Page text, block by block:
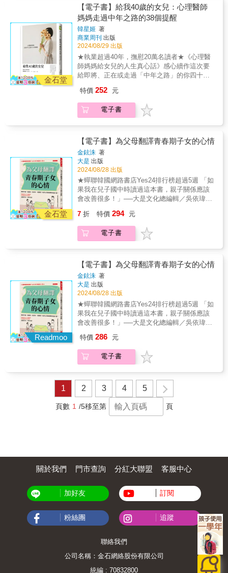
將能成為更好的人。&mdash;&mdash;泰德．
康諾佛／紐約大學亞瑟．卡特新聞學院院長，
《新傑克》作者&字字句句令人心如刀割，必讀
之作。&mdash;&mdash;《君子》雜誌&斯奈德
的不凡成就在於，她點亮了家暴的黑暗角落，
幫助我們去理解、進而根絕這樣的問題。
&mdash;&mdash;引述自安東尼．盧卡斯獎助
計畫評審評論
爸，也放過自己。本書特色：● 繼暢銷作《你
背負了誰的傷》後，睽違兩年半，「馬來西亞
家庭關懷及家族治療推手」馮以量──書寫「父
親」──既揪心、又療癒的重磅力作。●「爸
爸」這個稱號，只是父親眾多的身分之一；不
是所有，只是「之一」。生命的慈悲不只是要
給爸爸，也需要給自己──畢竟「孩子」這個稱
號，也只是我們生命裡其中一個身分而已；不
是所有，只是之一。● 這本書，獻給所有背負
著父愛的缺憾，在生命中坎坷前行的我們：．
【給成年子女】在你的生命裡，你的父親是否
有做或沒有做一些重大的事件，影響了你往後
的生命？．【給受傷的成年子女】在多年來，
爸爸傷害你的經驗裡，你是否能看見這不是因
否能堅持去拒絕？拒絕讓父親持續傷害你，是
給自己一份學習，也是給父親一份教育。在這
學習及教育裡，我肯定有更大的善意存在
著。．【給喪父的成年子女】花一點時間，書
寫一封信給你的父親。把這封信唸出來。不妨
考慮對著天空唸出來，也可以在信任的親友面
前唸出來。如果父親能同時聽見你寫這封信給
一個孩子對你說：「我不喜歡父親」或者「我
恨父親」，你覺得他在內心深處是想告訴你什
麼訊息？．【給已婚的女性】你有沒有察覺
到：你對先生的不滿及憤怒，有多少成分是從
如何阻止住在你腦海裡多年的那位父親，光明
正大地住進你們夫妻倆所建立的家庭呢？．
【給已婚的男性】父親對待你及你對待小孩，
這兩者是一樣的嗎？還是不一樣？有哪些正面
／負面的畫面，重疊在這三代裡？父親有哪一
些美好的或不好的特質，你留給了自己，也傳
給了小孩？● 馮以量：「這是我送給自己的一
份見證生命成長的禮物，這一本書也是送給你
的──所有在父愛缺憾裡受傷的孩子們，我們曾
有多壞，我都想在內心留一個尊敬的位置給
他。現在的我不再心痛父親沒有幫我的傷口搽
藥了。我清楚地知道不管是膝蓋流血或者心靈
痛苦，長大後的我要為自己止血、止痛。這樣
做，無非是想要放下父愛的缺憾，同時也放過
自己。如果你做得到，我衷心地恭喜你和我同
行。然而，你目前做不到放下父愛的缺憾及放
過自己，那也沒有關係，你就用你自己比較安
李崇建：「馮以量是我的典範。他的新作書寫
父親，從自我揭露之始，帶領案主從無奈、無
傷、自己覺察與體驗的接納，坦誠地面對自我
的生命。他示範了生命如何從無望走向可能。
這是一本療癒之書，也是一本教育之書，更是
一本成長的手冊。謝謝以量帶來的啟發，為我
示範了珍貴的圖像。」（摘自本書推薦序）●
大師兄：「在我心中，『負能量』曾經與『父
能量』劃上等號，但是近幾年我一直在做的事
情叫做「和解」。閱讀這本書的過程中，我不
斷地在與自己對話：會不會是第一次當爸爸的
關係。．癌末的父親說：「我的女兒說她恨
我，說她不需要爸爸。」──當孩子說「我不喜
歡你」或「我恨你」，其實只是想告訴你：
「我這麼愛你，為什麼都感受不到你給我的
愛？」．父親懺悔：「我為過去的自己感到難
過，也為我兒子感到抱歉。」──對兒子家暴的
他，小時候是爸爸的暴力受害者；而他爸爸，
幼年時也遭自己的父親施暴……／／無論好
使長大也未曾消退。不是所有關係都能和解，
也不是所有缺憾都能彌補。本書的如實述說，
令人揪心，但我們終於有機會看清一位父親生
爸，也放過自己。本書特色：● 繼暢銷作《你
背負了誰的傷》後，睽違兩年半，「馬來西亞
家庭關懷及家族治療推手」馮以量──書寫「父
親」──既揪心、又療癒的重磅力作。●「爸
爸」這個稱號，只是父親眾多的身分之一；不
是所有，只是「之一」。生命的慈悲不只是要
給爸爸，也需要給自己──畢竟「孩子」這個稱
號，也只是我們生命裡其中一個身分而已；不
是所有，只是之一。● 這本書，獻給所有背負
【給成年子女】在你的生命裡，你的父親是否
有做或沒有做一些重大的事件，影響了你往後
的生命？．【給受傷的成年子女】在多年來，
你的錯而引起的？要是父親持續傷害你，你是
否能堅持去拒絕？拒絕讓父親持續傷害你，是
給自己一份學習，也是給父親一份教育。在這
學習及教育裡，我肯定有更大的善意存在
著。．【給喪父的成年子女】花一點時間，書
寫一封信給你的父親。把這封信唸出來。不妨
考慮對著天空唸出來，也可以在信任的親友面
他，他會給你什麼回應呢？．【給父母親】當
一個孩子對你說：「我不喜歡父親」或者「我
恨父親」，你覺得他在內心深處是想告訴你什
以前原生家庭對爸爸的憤怒而帶過來的呢？你
如何阻止住在你腦海裡多年的那位父親，光明
正大地住進你們夫妻倆所建立的家庭呢？．
【給已婚的男性】父親對待你及你對待小孩，
的──所有在父愛缺憾裡受傷的孩子們，我們曾
有多壞，我都想在內心留一個尊敬的位置給
他。現在的我不再心痛父親沒有幫我的傷口搽
痛苦，長大後的我要為自己止血、止痛。這樣
做，無非是想要放下父愛的缺憾，同時也放過
自己。如果你做得到，我衷心地恭喜你和我同
行。然而，你目前做不到放下父愛的缺憾及放
過自己，那也沒有關係，你就用你自己比較安
心的步伐，陪著那個受傷的自己，繼續走下
去。我相信每一個人都值得擁有美好的生命。
失情感自主和精神自由10. 他們很能掃興，甚至
殘忍到病態四種類型的情緒不成熟父母1. 情緒
型父母：受感覺主宰，只要事出意外、讓他們
不快，便馬上激動反應。情緒極不穩定，一樁
小事也宛如世界末日，端視對方有無滿足其需
求而定。2. 驅動型父母：超級目標導向，總是
忙個不停，不斷聚焦於改進，一心改善每件
事、每個人。經營家庭有如截止在即的工作專
案，對孩子的情感需求無感。3. 被動型父母：
想當好人，讓配偶扮黑臉，表面上疼愛孩子，
對配偶虐待、冷落孩子視而不見、不敢作為。
4. 排斥型父母：對關係毫無興趣，逃避互動，
無視家人的需要，只顧專心處理自己的事情。
甚至不當管教。情感獨立大人的十項認知1. 你
有設限的權利2. 你有不受情感脅迫的權利3. 你
有情感自主和心智自由的權利4. 你有選擇關係
的權利5. 你有清楚溝通的權利6. 你有選擇什麼
是對自己好的權利7. 你有照自己方式生活的權
利8. 你有獲得平等地位與被尊重的權利9. 你有
以自己身心健康為重的權利10. 你有愛護自己的
子，有著揮之不去的孤寂感，不論再怎麼努力
去溝通和建立連結，卻始終被當成空氣。長大
成人後，這類子女往往容易被令人失望的伴侶
不成熟父母的子女，從小學會壓抑自己，因為
出於本能的展現，很容易令父母勃然大怒。情
緒不成熟父母的激烈反應，會造成小孩退縮、
被動和順從，最終導致難以發展自己的個體
性，也很難信任他人。長此以往，他們終究會
被道德責任、內疚感、羞恥感、在家裡的角色
壓得喘不過氣。本書指出了家長的情緒不成
熟，如何對下一代產生深遠的影響，除非你能
意識到父母的缺失──不成熟的或許不是你，而
或是始終期待著永遠不可能出現的改變。透過
此書，你將獲得療癒自己的方法，也能對父母
產生最大的理解。書中的各種實用練習，可以
增強你的自我覺察，幫助探索你與包括父母在
內的所有情緒不成熟之人的互動模式，進而解
除舊有模式，讓你從情緒不成熟的課題和痛苦
迴圈中，重獲自由與新生，重建自己的情緒自
金石堂
【電子書】給我40歲的女兒：心理醫師
媽媽走過中年之路的38個提醒
韓星姬 著
商業周刊 出版
2024/08/29 出版
★執業超過40年，撫慰20萬名讀者★《心理醫
師媽媽給女兒的人生真心話》感心續作這次要
給即將、正在或走過「中年之路」的你四十歲
號，也是叫我們邁向人生新階段的內在聲音。
藉由此刻的混亂整頓人生、再次成長，這是每
個人的必經之路。韓國最療癒的醫師媽媽作家
生真心話》；十年後，以媽媽與走過中年之路
的過來人身分，再次提筆，寫給正在「經歷四
十歲成長痛」的女兒與四十歲世代──●這世上
的成功與幸福沒有標準答案──每個人到了四十
歲，都有不同的生活軌跡，別人看似美好的成
功終歸是別人的，妳還是要朝向自己的版本前
進。●別過度期待──現實再寒酸，也不代表人
生毫無意義。承認自己的極限，重新調整夢
想，照實看待美麗與鄙陋共存的世界時，才有
己的年紀──假如人生的上半場，是在世界打造
的競技場上成為選手，努力奔跑的日子；人生
的下半場，便是打造個人喜好競技場的時機。●
找到真正的朋友──到了人生後半場，朋友之間
的相似之處多過差異。所剩不多的人生，淡化
了我們的嫉妒心，萌生真正的情感連結，學會
互相體諒，對彼此寬容。●與父母和解──照顧
年邁父母的時間，是理解父母人生的最佳時
機，所謂理解，就是要去找出父母為何不得不
那樣生活的解答。●六十歲時最後悔的事情──
被古板的年齡劇本左右，四十歲就斷定自己年
紀大，活得只剩責任與義務。直到六十歲才發
現，原來四十歲還很年輕⋯⋯「女兒啊，四十
歲時覺得自己年紀太大，像是有人指使的一
樣，活得只剩下責任與義務。直到六十歲才發
書特色1. 療癒20萬讀者，心理醫師媽媽40年專
業分享韓國20萬冊暢銷書《心理醫師媽媽給女
兒的人生真心話》的作者韓星姬新作，寫給40
歲女兒，在同一世代面臨的各種壓力與狀況，
不安與混亂，都是正常，最重要的是照顧好自
很年輕。3. 身兼多重身分，最懂女性的溫暖對
業女性」且「為人母」，雖是她寫給「40歲女
兒」的人生課題，也是對現下35＋的女性，不
的。」◎感心推薦張瀞仁｜暢銷作家黃之盈│諮
商心理師陳嬿伊│精神科醫師四十歲的每個決定
都是牽一髮而動全身。就像電影裡拆炸彈的關
鍵時刻：要剪藍線還是紅線，只有一次機會。
很慶幸有這本書，好像有個智者讓我在拆炸彈
時，陪在身邊微笑著說：「沒關係，妳一定可
以做得很好，不管剪哪一條，一定都會沒事
特價 252 元
電子書
金石堂
【電子書】為父母翻譯青春期子女的心情
金鉉洙 著
大是 出版
2024/08/28 出版
★蟬聯韓國網路書店Yes24排行榜超過5週 「如
果我在兒子國中時讀過這本書，親子關係應該
會改善很多！」──大是文化總編輯／吳依瑋
管我」，孩子這樣嗆你背後的意義？◎「爸爸
媽媽未來只能靠你了，加油！」這話竟讓孩子
壓力大到想自殺？◎孩子抱怨：「無聊到快瘋
等著看！」這是在賭氣還是想爭氣？青春期，
人生第一個劇變期：課業變難，同學因成績差
距漸行漸遠；功課好的成焦點，不好的被當臨
演。「爸媽說我最棒，但他們不知道，在學校
我超不起眼，老師都叫不出我名字。」對父母
而言，孩子的改變也讓人好困擾：成績下降不
自覺；不愛出門又沒朋友；總是講聽不懂的縮
語，問了又生氣。以前的可愛公主與王子，轉
眼間變成壞掉的鋼鐵人與不受控的蜘蛛人。有
洙，韓國明知醫院精神健康醫學系臨床教授，
開設的「生活快樂精神科診所」，專門處理青
少年問題諮商，他總用貼心的話語理解青少年
的孤獨，贏得「青少年心情翻譯師」的美譽。
◎十個大人、一個孩子的孤單？誰懂 ．孩子老
犯中二病？那是因為青春期的他只長身子沒長
腦子，只要把他當成大腦還未發育完全的爬蟲
查、確認、追究與壓迫。他只好用沉默來抗
議：「好討厭！我媽根本不在乎答案，只想要
命令我！」◎為父母翻譯青春期子女的心情．
難、壓力變大，卻沒人告訴他該怎麼努力，爸
媽只重視結果（成績、排名），孩子也不會重
視努力的「過程」，只好用「反正我不是讀書
的料」，來逃避。．「能不能不要管我」這句
話背後的意思聽到這句，父母總是氣的回覆：
「好啊！全都不要管啊！」其實，孩子真正意
思是：「我長大了！希望你不要過度干涉我的
決定，但我還是很愛、很需要你們！」 除了話
語，孩子的行為更需要翻譯──吵著要買新手
7 折 特價 294 元
電子書
Readmoo
【電子書】為父母翻譯青春期子女的心情
金鉉洙 著
大是 出版
2024/08/28 出版
★蟬聯韓國網路書店Yes24排行榜超過5週 「如
果我在兒子國中時讀過這本書，親子關係應該
會改善很多！」──大是文化總編輯／吳依瑋
管我」，孩子這樣嗆你背後的意義？◎「爸爸
媽媽未來只能靠你了，加油！」這話竟讓孩子
壓力大到想自殺？◎孩子抱怨：「無聊到快瘋
等著看！」這是在賭氣還是想爭氣？青春期，
人生第一個劇變期：課業變難，同學因成績差
距漸行漸遠；功課好的成焦點，不好的被當臨
演。「爸媽說我最棒，但他們不知道，在學校
沒有可以讓雙方互相理解的橋梁？作者金鉉
開設的「生活快樂精神科診所」，專門處理青
少年問題諮商，他總用貼心的話語理解青少年
◎十個大人、一個孩子的孤單？誰懂 ．孩子老
犯中二病？那是因為青春期的他只長身子沒長
腦子，只要把他當成大腦還未發育完全的爬蟲
類，你的日子就會好過。 ‧「我媽問問題，從來
不是想聽答案」「今天在學校表現好嗎？」、
「作業寫完了嗎？」、「要寫到什麼時候？」
……這些在孩子眼中都不是對話，而是你的檢
特價 286 元
電子書
1 2 3 4 5
頁數 1 /5移至第 頁
關於我們 門市查詢 分紅大聯盟 客服中心
加好友 訂閱
粉絲團 追蹤
聯絡我們
公司名稱：金石網絡股份有限公司
統編 : 70832800